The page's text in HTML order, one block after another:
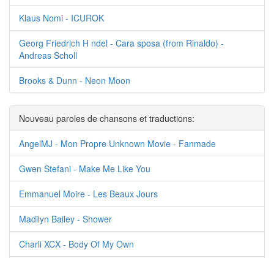
Klaus Nomi - ICUROK
Georg Friedrich H ndel - Cara sposa (from Rinaldo) -
Andreas Scholl
Brooks & Dunn - Neon Moon
Nouveau paroles de chansons et traductions:
AngelMJ - Mon Propre Unknown Movie - Fanmade
Gwen Stefani - Make Me Like You
Emmanuel Moire - Les Beaux Jours
Madilyn Bailey - Shower
Charli XCX - Body Of My Own